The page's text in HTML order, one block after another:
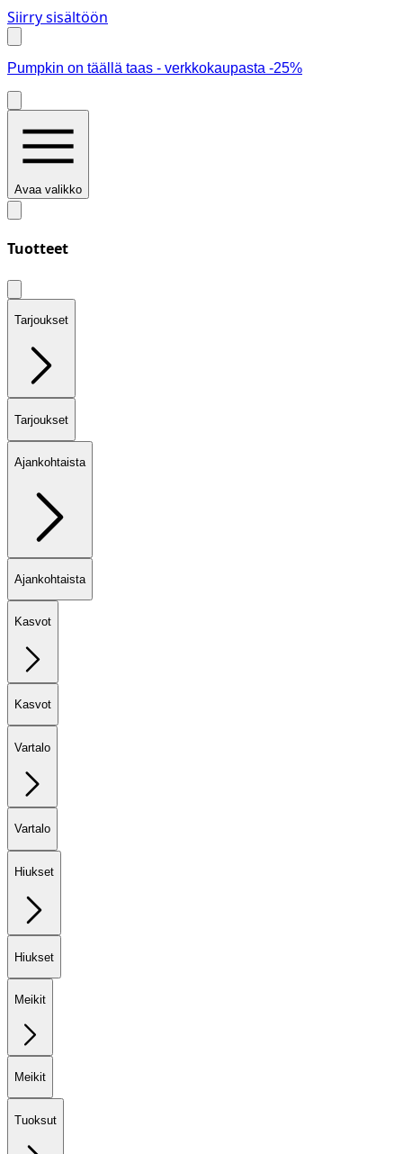
Siirry sisältöön
Pumpkin on täällä taas - verkkokaupasta -25%
Avaa valikko
Tuotteet
Tarjoukset
Tarjoukset
Ajankohtaista
Ajankohtaista
Kasvot
Kasvot
Vartalo
Vartalo
Hiukset
Hiukset
Meikit
Meikit
Tuoksut